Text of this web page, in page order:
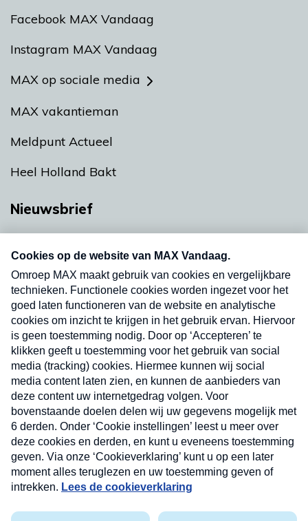
Facebook MAX Vandaag
Instagram MAX Vandaag
MAX op sociale media
MAX vakantieman
Meldpunt Actueel
Heel Holland Bakt
Nieuwsbrief
nieuwsbrief. Elke vrijdag- en dinsdagochtend in
uw mailbox.
Verzend
Nieuwsbrief
Neem hier een gratis abonnement op onze
nieuwsbrief. Elke vrijdag- en dinsdagochtend in uw